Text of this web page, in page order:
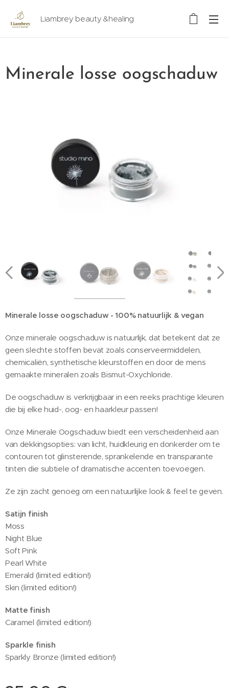
Liambrey beauty &healing
Minerale losse oogschaduw
Minerale losse oogschaduw - 100% natuurlijk & vegan
Onze minerale oogschaduw is natuurlijk, dat betekent dat ze
geen slechte stoffen bevat zoals conserveermiddelen,
chemicaliën, synthetische kleurstoffen en door de mens
gemaakte mineralen zoals Bismut-Oxychloride.
De oogschaduw is verkrijgbaar in een reeks prachtige kleuren
die bij elke huid-, oog- en haarkleur passen!
Onze Minerale Oogschaduw biedt een verscheidenheid aan
van dekkingsopties: van licht, huidkleurig en donkerder om te
contouren tot glinsterende, sprankelende en transparante
tinten die subtiele of dramatische accenten toevoegen.
Ze zijn zacht genoeg om een ​​natuurlijke look & feel te geven.
Satijn finish
Moss
Night Blue
Soft Pink
Pearl White
Emerald (limited edition!)
Skin (limited edition!)
Matte finish
Caramel (limited edition!)
Sparkle finish
Sparkly Bronze (limited edition!)